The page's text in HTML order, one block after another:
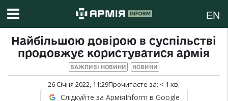
EN
Найбільшою довірою в суспільстві
продовжує користуватися армія
ВАЖЛИВІ НОВИНИ НОВИНИ
26 Січня 2022, 11:29Прочитаєте за: < 1 хв.
Слідкуйте за АрміяInform в Google